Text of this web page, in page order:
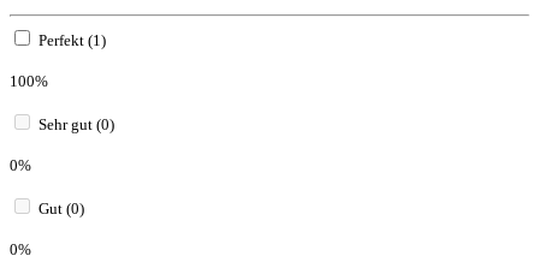
Perfekt (1)
100%
Sehr gut (0)
0%
Gut (0)
0%